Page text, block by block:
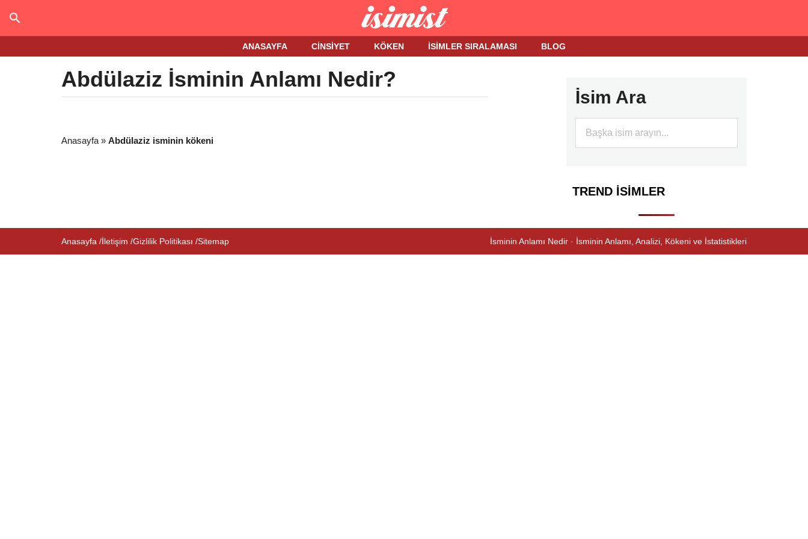
ANASAYFA CINSIYET KÖKEN İSIMLER SIRALAMASI BLOG
Abdülaziz İsminin Anlamı Nedir?
Anasayfa » Abdülaziz isminin kökeni
İsim Ara
TREND İSIMLER
Anasayfa İletişim Gizlilik Politikası Sitemap İsminin Anlamı Nedir · İsminin Anlamı, Analizi, Kökeni ve İstatistikleri